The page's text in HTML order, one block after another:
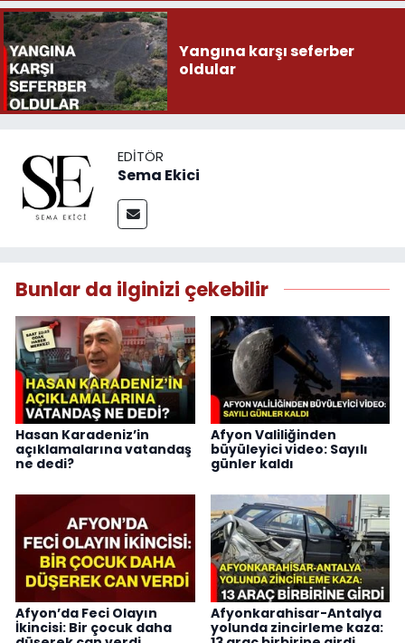
Yangına karşı seferber
oldular
EDITÖR
Sema Ekici
Bunlar da ilginizi çekebilir
Hasan Karadeniz’in
açıklamalarına vatandaş
ne dedi?
Afyon Valiliğinden
büyüleyici video: Sayılı
günler kaldı
Afyon’da Feci Olayın
İkincisi: Bir çocuk daha
Afyonkarahisar-Antalya
yolunda zincirleme kaza: